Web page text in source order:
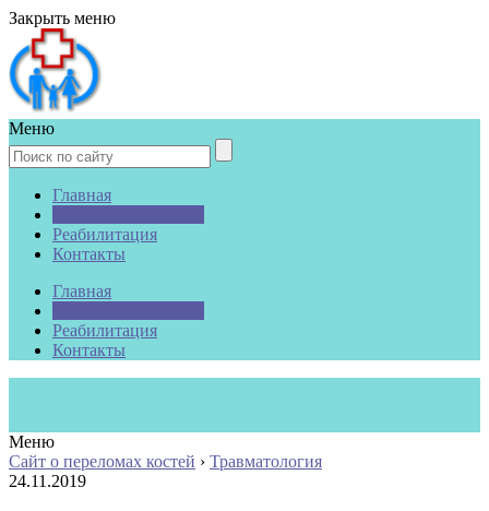
Закрыть меню
Меню
Главная
Реабилитация
Контакты
Главная
Реабилитация
Контакты
Меню
Сайт о переломах костей › Травматология
24.11.2019